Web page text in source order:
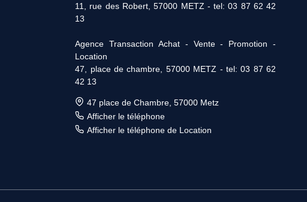
11, rue des Robert, 57000 METZ - tel: 03 87 62 42
13
Agence Transaction Achat - Vente - Promotion -
Location
47, place de chambre, 57000 METZ - tel: 03 87 62
42 13
47 place de Chambre, 57000 Metz
Afficher le téléphone
Afficher le téléphone de Location